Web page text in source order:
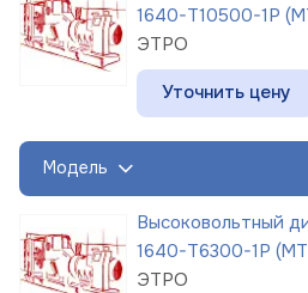
1640-Т10500-1Р
ЭТРО
Уточнить цену
Модель
Высоковольтный
1640-Т6300-1Р
ЭТРО